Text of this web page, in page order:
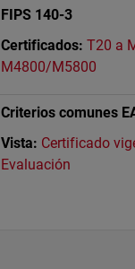
FIPS 140-3
Certificados: T20 a
M4800/M5800
Criterios comunes
Vista: Certificado
Evaluación